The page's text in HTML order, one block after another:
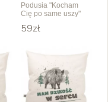
Podusia "Kocham
Cię po same uszy"
59zł